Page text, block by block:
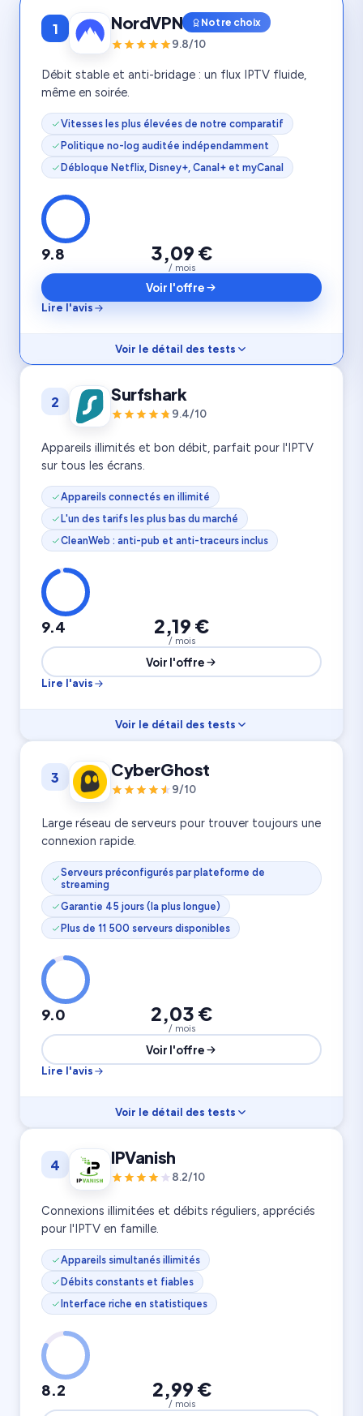
1 NordVPN Notre choix
9.8/10
Débit stable et anti-bridage : un flux IPTV fluide,
même en soirée.
Vitesses les plus élevées de notre comparatif
Politique no-log auditée indépendamment
Débloque Netflix, Disney+, Canal+ et myCanal
9.8 3,09 €
/ mois
Voir l'offre
Lire l'avis
Voir le détail des tests
Vitesse
Rapport prix
Confidentialité
6 800 serveurs
2 Surfshark
9.4/10
Appareils illimités et bon débit, parfait pour l'IPTV
sur tous les écrans.
Appareils connectés en illimité
L'un des tarifs les plus bas du marché
CleanWeb : anti-pub et anti-traceurs inclus
9.4 2,19 €
/ mois
Voir l'offre
Lire l'avis
Voir le détail des tests
Vitesse
Rapport prix
Confidentialité
3 200 serveurs
3 CyberGhost
9/10
Large réseau de serveurs pour trouver toujours une
connexion rapide.
Serveurs préconfigurés par plateforme de
streaming
Garantie 45 jours (la plus longue)
Plus de 11 500 serveurs disponibles
9.0 2,03 €
/ mois
Voir l'offre
Lire l'avis
Voir le détail des tests
Vitesse
Rapport prix
Confidentialité
11 500 serveurs
4 IPVanish
8.2/10
Connexions illimitées et débits réguliers, appréciés
pour l'IPTV en famille.
Appareils simultanés illimités
Débits constants et fiables
Interface riche en statistiques
8.2 2,99 €
/ mois